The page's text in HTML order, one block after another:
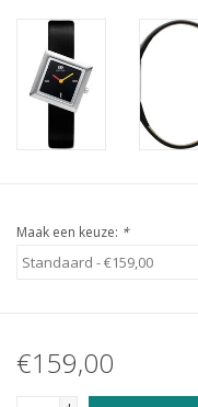
Maak een keuze: *
€159,00